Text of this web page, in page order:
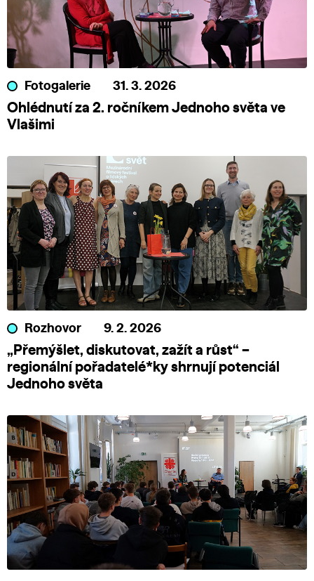
Fotogalerie 31. 3. 2026
Ohlédnutí za 2. ročníkem Jednoho světa ve
Vlašimi
Rozhovor 9. 2. 2026
„Přemýšlet, diskutovat, zažít a růst“ –
regionální pořadatelé*ky shrnují potenciál
Jednoho světa